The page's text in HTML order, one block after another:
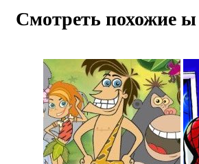
Смотреть похожие ы